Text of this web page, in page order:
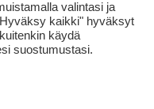
valintasi ja
kaikki" hyväksyt
käydä
suostumustasi.